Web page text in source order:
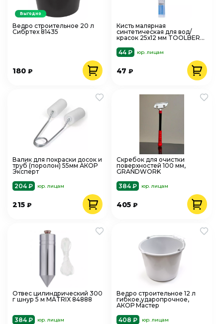
Ведро строительное 20 л
Сибртех 81435
180 ₽
Выгодно
Кисть малярная
синтетическая для вод/
красок 25х12 мм TOOLBERG
44 ₽
юр. лицам
47₽
Валик для покраски досок и
труб (поролон) 55мм АКОР
Эксперт
204 ₽
юр. лицам
215 ₽
Скребок для очистки
поверхностей 100 мм,
GRANDWORK
384 ₽
юр. лицам
405₽
Отвес цилиндрический 300
г шнур 5 м MATRIX 84888
384 ₽ юр. лицам
Ведро строительное 12 л
гибкое,ударопрочное,
АКОР Мастер
408 ₽
юр. лицам